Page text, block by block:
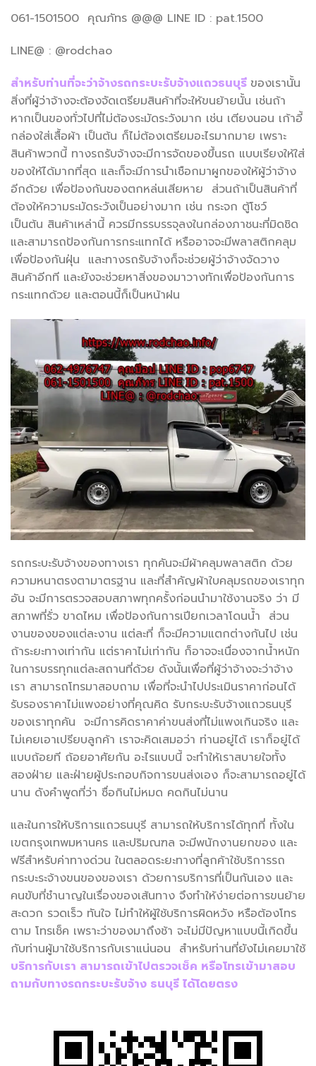
061-1501500 คุณภัทร @@@ LINE ID : pat.1500
LINE@ : @rodchao
สำหรับท่านที่จะว่าจ้างรถกระบะรับจ้างแถวธนบุรี ของเรานั้น
สิ่งที่ผู้ว่าจ้างจะต้องจัดเตรียมสินค้าที่จะให้ขนย้ายนั้น เช่นถ้า
หากเป็นของทั่วไปที่ไม่ต้องระมัดระวังมาก เช่น เตียงนอน เก้าอี้
กล่องใส่เสื้อผ้า เป็นต้น ก็ไม่ต้องเตรียมอะไรมากมาย เพราะ
สินค้าพวกนี้ ทางรถรับจ้างจะมีการจัดของขึ้นรถ แบบเรียงให้ใส่
ของให้ได้มากที่สุด และก็จะมีการนำเชือกมาผูกของให้ผู้ว่าจ้าง
อีกด้วย เพื่อป้องกันของตกหล่นเสียหาย ส่วนถ้าเป็นสินค้าที่
ต้องให้ความระมัดระวังเป็นอย่างมาก เช่น กระจก ตู้โชว์
เป็นต้น สินค้าเหล่านี้ ควรมีกรรบรรจุลงในกล่องภาชนะที่มิดชิด
และสามารถป้องกันการกระแทกได้ หรืออาจจะมีพลาสติกคลุม
เพื่อป้องกันฝุ่น และทางรถรับจ้างก็จะช่วยผู้ว่าจ้างจัดวาง
สินค้าอีกที และยังจะช่วยหาสิ่งของมาวางทักเพื่อป้องกันการ
กระแทกด้วย และตอนนี้ก็เป็นหน้าฝน
รถกระบะรับจ้างของทางเรา ทุกคันจะมีผ้าคลุมพลาสติก ด้วย
ความหนาตรงตามาตรฐาน และที่สำคัญผ้าใบคลุมรถของเราทุก
อัน จะมีการตรวจสอบสภาพทุกครั้งก่อนนำมาใช้งานจริง ว่า มี
สภาพที่รั่ว ขาดไหม เพื่อป้องกันการเปียกเวลาโดนน้ำ ส่วน
งานของของแต่ละงาน แต่ละที่ ก็จะมีความแตกต่างกันไป เช่น
ถ้าระยะทางเท่ากัน แต่ราคาไม่เท่ากัน ก็อาจจะเนื่องจากน้ำหนัก
ในการบรรทุกแต่ละสถานที่ด้วย ดังนั้นเพื่อที่ผู้ว่าจ้างจะว่าจ้าง
เรา สามารถโทรมาสอบถาม เพื่อที่จะนำไปประเมินราคาก่อนได้
รับรองราคาไม่แพงอย่างที่คุณคิด รับกระบะรับจ้างแถวธนบุรี
ของเราทุกคัน จะมีการคิดราคาค่าขนส่งที่ไม่แพงเกินจริง และ
ไม่เคยเอาเปรียบลูกค้า เราจะคิดเสมอว่า ท่านอยู่ได้ เราก็อยู่ได้
แบบถ้อยที ถ้อยอาศัยกัน อะไรแบบนี้ จะทำให้เราสบายใจทั้ง
สองฝ่าย และฝ่ายผู้ประกอบกิจการขนส่งเอง ก็จะสามารถอยู่ได้
นาน ดังคำพูดที่ว่า ซื่อกินไม่หมด คดกินไม่นาน
และในการให้บริการแถวธนบุรี สามารถให้บริการได้ทุกที่ ทั้งใน
เขตกรุงเทพมหานคร และปริมณฑล จะมีพนักงานยกของ และ
ฟรีสำหรับค่าทางด่วน ในตลอดระยะทางที่ลูกค้าใช้บริการรถ
กระบะระจ้างขนของของเรา ด้วยการบริการที่เป็นกันเอง และ
คนขับที่ชำนาญในเรื่องของเส้นทาง จึงทำให้ง่ายต่อการขนย้าย
สะดวก รวดเร็ว ทันใจ ไม่ทำให้ผู้ใช้บริการผิดหวัง หรือต้องโทร
ตาม โทรเช็ค เพราะว่าของมาถึงช้า จะไม่มีปัญหาแบบนี้เกิดขึ้น
กับท่านผู้มาใช้บริการกับเราแน่นอน สำหรับท่านที่ยังไม่เคยมาใช้
บริการกับเรา สามารถเข้าไปตรวจเช็ค หรือโทรเข้ามาสอบ
ถามกับทางรถกระบะรับจ้าง ธนบุรี ได้โดยตรง